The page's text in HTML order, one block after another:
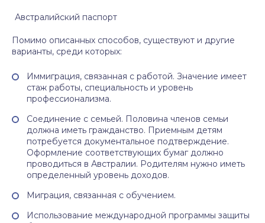
Австралийский паспорт
Помимо описанных способов, существуют и другие
варианты, среди которых:
Иммиграция, связанная с работой. Значение имеет
стаж работы, специальность и уровень
профессионализма.
Соединение с семьей. Половина членов семьи
должна иметь гражданство. Приемным детям
потребуется документальное подтверждение.
Оформление соответствующих бумаг должно
проводиться в Австралии. Родителям нужно иметь
определенный уровень доходов.
Миграция, связанная с обучением.
Использование международной программы защиты